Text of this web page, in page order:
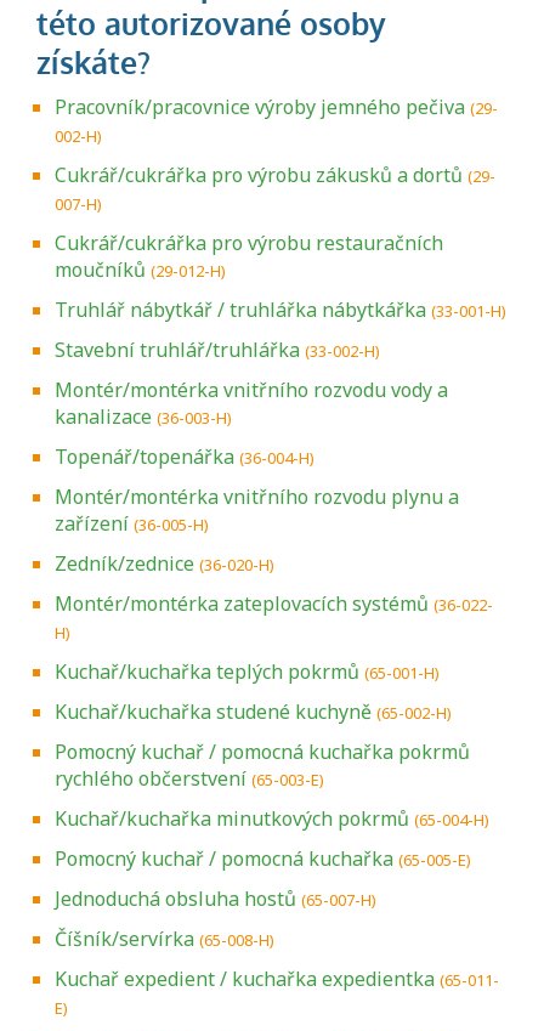
Pracovník/pracovnice výroby jemného pečiva (29-
002-H)
Cukrář/cukrářka pro výrobu zákusků a dortů (29-
007-H)
Cukrář/cukrářka pro výrobu restauračních
moučníků (29-012-H)
Truhlář nábytkář / truhlářka nábytkářka (33-001-H)
Stavební truhlář/truhlářka (33-002-H)
Montér/montérka vnitřního rozvodu vody a
kanalizace (36-003-H)
Topenář/topenářka (36-004-H)
Montér/montérka vnitřního rozvodu plynu a
zařízení (36-005-H)
Zedník/zednice (36-020-H)
Montér/montérka zateplovacích systémů (36-022-
H)
Kuchař/kuchařka teplých pokrmů (65-001-H)
Kuchař/kuchařka studené kuchyně (65-002-H)
Pomocný kuchař / pomocná kuchařka pokrmů
rychlého občerstvení (65-003-E)
Kuchař/kuchařka minutkových pokrmů (65-004-H)
Pomocný kuchař / pomocná kuchařka (65-005-E)
Jednoduchá obsluha hostů (65-007-H)
Číšník/servírka (65-008-H)
Kuchař expedient / kuchařka expedientka (65-011-
E)